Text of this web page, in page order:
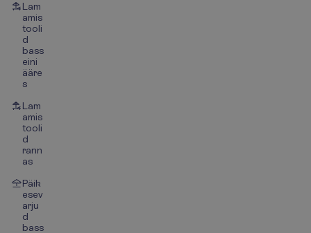
Lam
amis
tooli
d
bass
eini
ääre
s
Lam
amis
tooli
d
rann
as
Päik
esev
arju
d
bass